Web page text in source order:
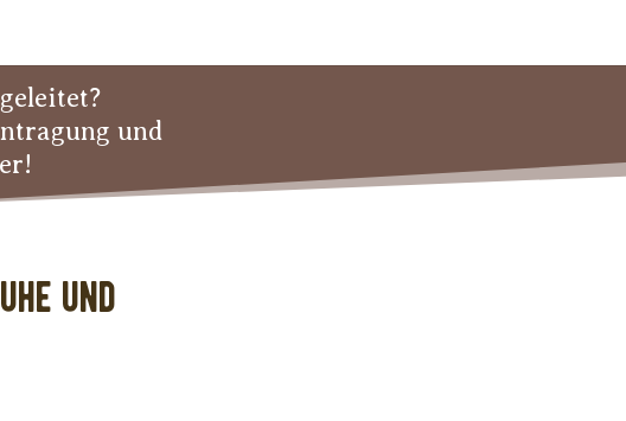
und
und